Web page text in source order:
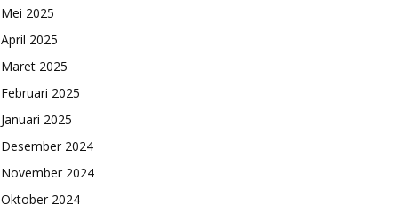
Mei 2025
April 2025
Maret 2025
Februari 2025
Januari 2025
Desember 2024
November 2024
Oktober 2024